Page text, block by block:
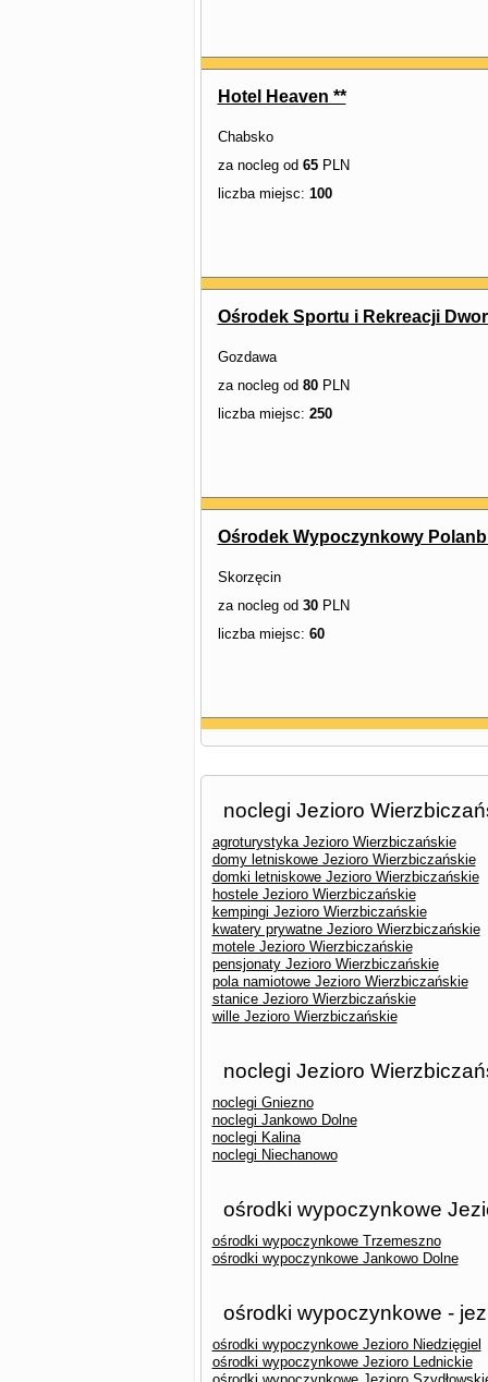
Hotel Heaven **
Chabsko
za nocleg od 65PLN
liczba miejsc: 100
Ośrodek Sportu i Rekreacji
Gozdawa
za nocleg od 80PLN
liczba miejsc: 250
Ośrodek Wypoczynkowy
Skorzęcin
za nocleg od 30PLN
liczba miejsc: 60
noclegi Jezioro
agroturystyka Jezioro Wierzbiczańskie
domy letniskowe Jezioro Wierzbiczańskie
domki letniskowe Jezioro Wierzbiczańskie
hostele Jezioro Wierzbiczańskie
kempingi Jezioro Wierzbiczańskie
kwatery prywatne Jezioro Wierzbiczańskie
motele Jezioro Wierzbiczańskie
pensjonaty Jezioro Wierzbiczańskie
pola namiotowe Jezioro Wierzbiczańskie
stanice Jezioro Wierzbiczańskie
wille Jezioro Wierzbiczańskie
noclegi Jezioro
noclegi Gniezno
noclegi Jankowo Dolne
noclegi Kalina
noclegi Niechanowo
ośrodki wypoczynkowe
ośrodki wypoczynkowe Trzemeszno
ośrodki wypoczynkowe Jankowo Dolne
ośrodki wypoczynkowe -
ośrodki wypoczynkowe Jezioro Niedzięgiel
ośrodki wypoczynkowe Jezioro Lednickie